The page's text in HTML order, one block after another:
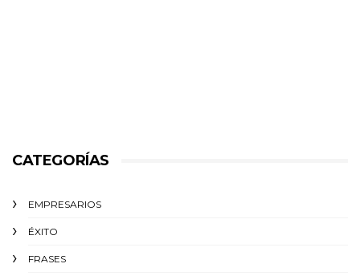
CATEGORÍAS
EMPRESARIOS
ÉXITO‬
FRASES